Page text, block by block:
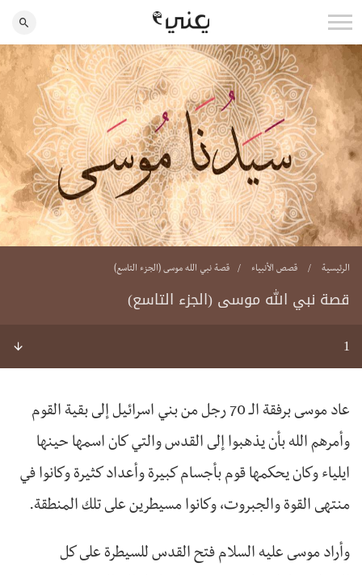
الرئيسية قصص الأنبياء قصة نبي الله موسى (الجزء التاسع)
قصة نبي الله موسى (الجزء التاسع)
1
عاد موسى برفقة الـ 70 رجل من بني اسرائيل إلى بقية القوم
وأمرهم الله بأن يذهبوا إلى القدس والتي كان اسمها حينها
ايلياء وكان يحكمها قوم بأجسام كبيرة وأعداد كثيرة وكانوا في
منتهى القوة والجبروت، وكانوا مسيطرين على تلك المنطقة.
وأراد موسى عليه السلام فتح القدس للسيطرة على كل